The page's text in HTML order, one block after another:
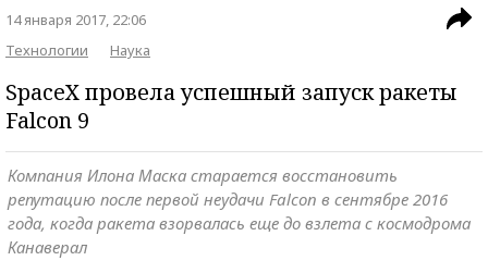
14 января 2017, 22:06
Технологии
Наука
SpaceX провела успешный запуск ракеты
Falcon 9
Компания Илона Маска старается восстановить
репутацию после первой неудачи Falcon в сентябре 2016
года, когда ракета взорвалась еще до взлета с космодрома
Канаверал